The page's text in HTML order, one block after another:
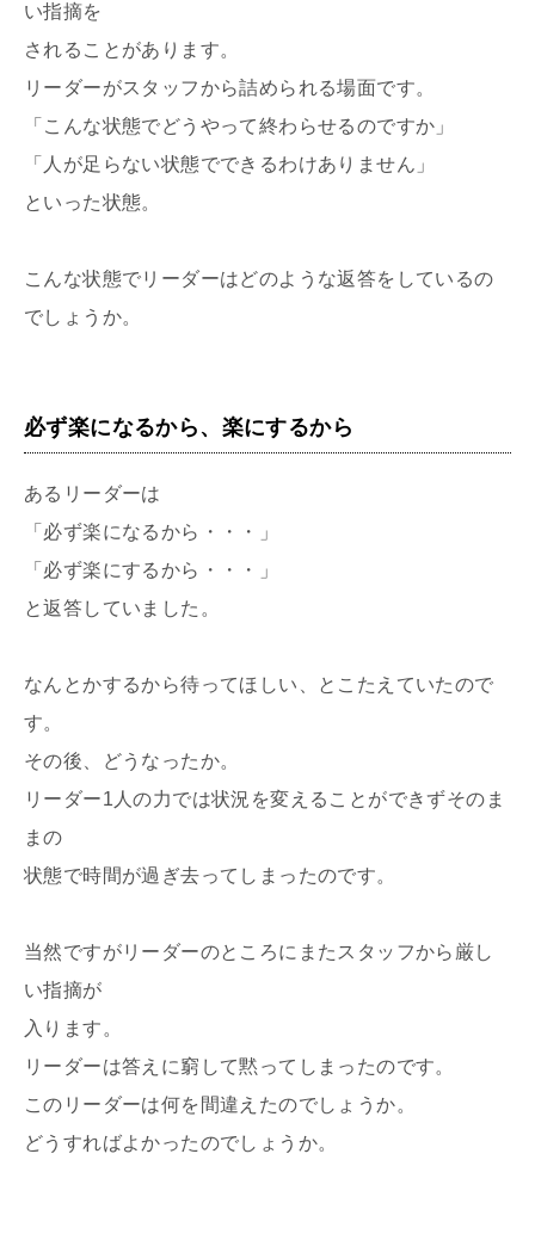
い指摘を
されることがあります。
リーダーがスタッフから詰められる場面です。
「こんな状態でどうやって終わらせるのですか」
「人が足らない状態でできるわけありません」
といった状態。
こんな状態でリーダーはどのような返答をしているの
でしょうか。
必ず楽になるから、楽にするから
あるリーダーは
「必ず楽になるから・・・」
「必ず楽にするから・・・」
と返答していました。
なんとかするから待ってほしい、とこたえていたので
す。
その後、どうなったか。
リーダー1人の力では状況を変えることができずそのま
まの
状態で時間が過ぎ去ってしまったのです。
当然ですがリーダーのところにまたスタッフから厳し
い指摘が
入ります。
リーダーは答えに窮して黙ってしまったのです。
このリーダーは何を間違えたのでしょうか。
どうすればよかったのでしょうか。